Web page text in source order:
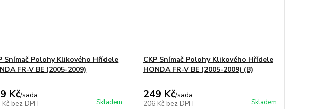
Snímač Polohy Klikového Hřídele
FR-V BE (2005-2009)
Kč/sada
bez DPH Skladem
CKP Snímač Polohy Klikového Hřídele
HONDA FR-V BE (2005-2009) (B)
249 Kč/sada
206 Kč bez DPH Skladem